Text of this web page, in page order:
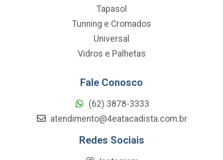
Tapasol
Tunning e Cromados
Universal
Vidros e Palhetas
Fale Conosco
(62) 3878-3333
atendimento@4eatacadista.com.br
Redes Sociais